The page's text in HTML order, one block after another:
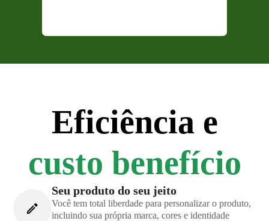
Eficiência e
custo benefício
Seu produto do seu jeito
Você tem total liberdade para personalizar o produto,
incluindo sua própria marca, cores e identidade